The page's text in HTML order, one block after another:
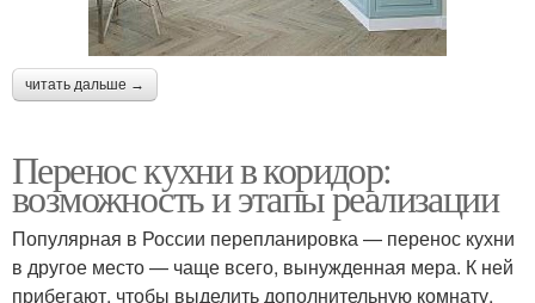
читать дальше →
Перенос кухни в коридор:
возможность и этапы реализации
Популярная в России перепланировка — перенос кухни
в другое место — чаще всего, вынужденная мера. К ней
прибегают, чтобы выделить дополнительную комнату,